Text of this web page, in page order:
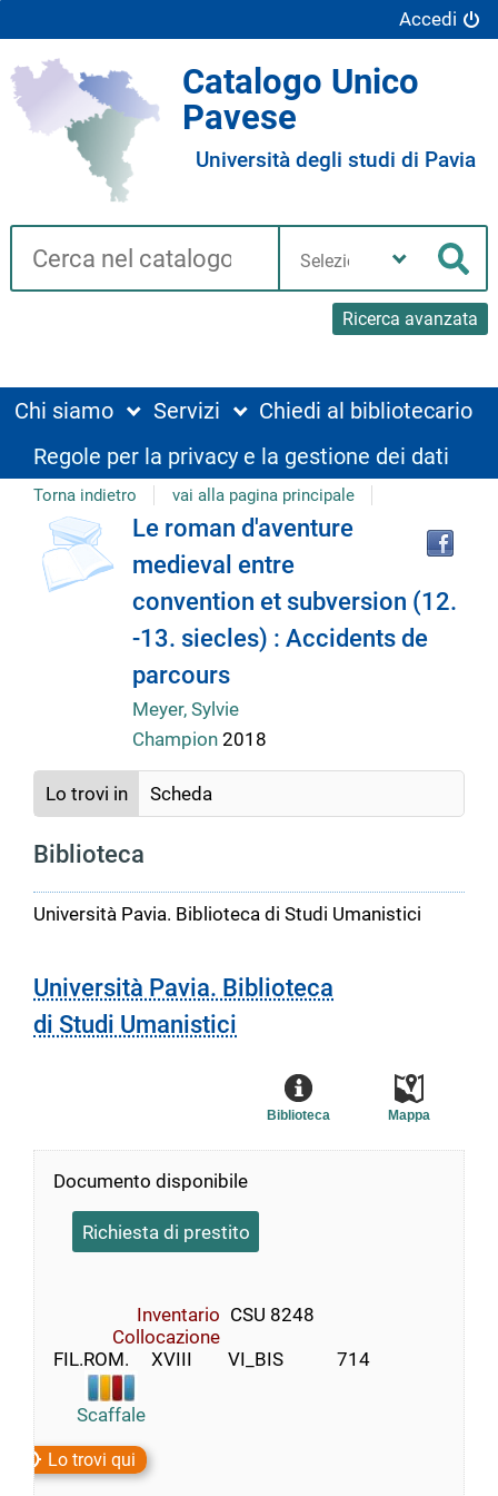
Accedi
Catalogo Unico
Pavese
Università degli studi di Pavia
Cerca su "Catalogo"
Ricerca avanzata
biblioteca
Chi siamo Servizi
Chiedi al bibliotecario
Regole per la privacy e la gestione dei dati
Torna indietro vai alla pagina principale
Dettaglio
del
documento
Le roman d'aventure
medieval entre
convention et subversion (12.
-13. siecles) : Accidents de
parcours
Meyer, Sylvie
Champion 2018
Lo trovi in Scheda
Biblioteca
Università Pavia. Biblioteca di Studi Umanistici
Università Pavia. Biblioteca
di Studi Umanistici
Mappa
Biblioteca
Documento disponibile
Richiesta di prestito
Inventario CSU 8248
Collocazione
FIL.ROM.     XVIII        VI_BIS            714
Scaffale
Lo trovi qui